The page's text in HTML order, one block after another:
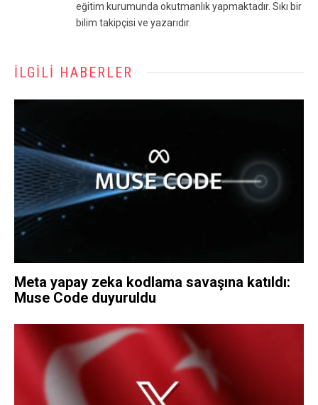
eğitim kurumunda okutmanlık yapmaktadır. Sıkı bir
bilim takipçisi ve yazarıdır.
İLGILI HABERLER
Meta yapay zeka kodlama savaşına katıldı:
Muse Code duyuruldu